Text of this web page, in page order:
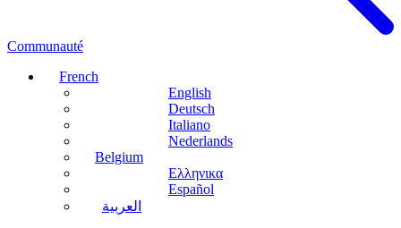
Communauté
French
English
Deutsch
Italiano
Nederlands
Belgium
Ελληνικα
Español
العربية